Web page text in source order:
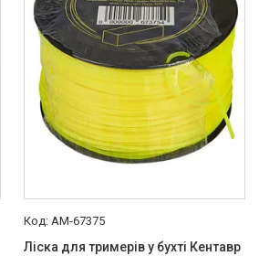
AM-67375
Ліска для тримерів у бухті Кентавр